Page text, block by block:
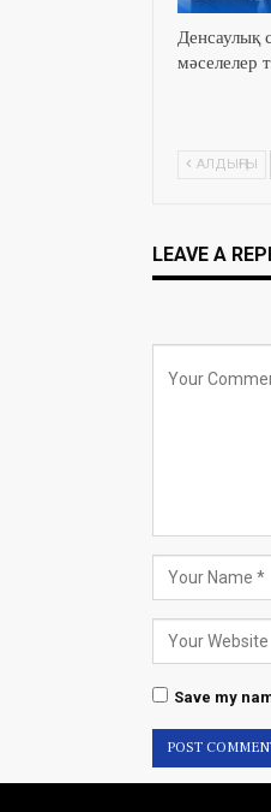
Денсаулық
мәселелер
АЛДЫҢҒЫ
LEAVE A
Save my